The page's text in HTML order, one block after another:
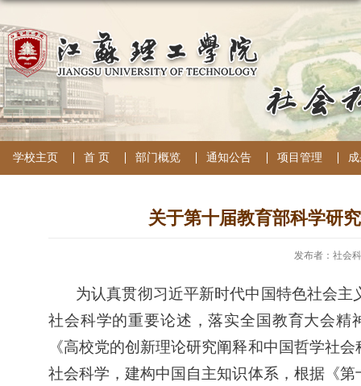
学校主页 首 页 部门概览 通知公告 项目管理
关于第十届教育部科学研
发布者：社会
为认真贯彻习近平新时代中国特色社会
社会科学的重要论述，落实全国教育大会精
《高校党的创新理论研究阐释和中国哲学社
社会科学，建构中国自主知识体系，根据《